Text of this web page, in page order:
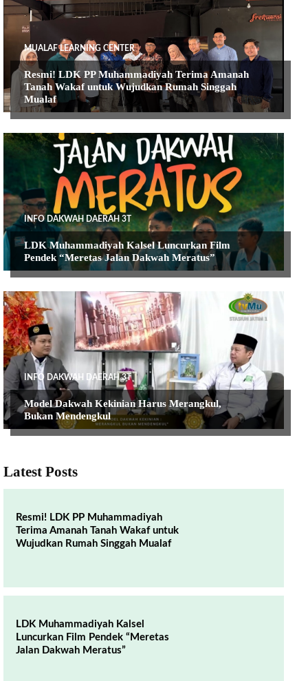
MUALAF LEARNING CENTER
Resmi! LDK PP Muhammadiyah Terima Amanah
Tanah Wakaf untuk Wujudkan Rumah Singgah
Mualaf
INFO DAKWAH DAERAH 3T
LDK Muhammadiyah Kalsel Luncurkan Film
Pendek “Meretas Jalan Dakwah Meratus”
INFO DAKWAH DAERAH 3T
Model Dakwah Kekinian Harus Merangkul,
Bukan Mendengkul
Latest Posts
Resmi! LDK PP Muhammadiyah
Terima Amanah Tanah Wakaf untuk
Wujudkan Rumah Singgah Mualaf
LDK Muhammadiyah Kalsel
Luncurkan Film Pendek “Meretas
Jalan Dakwah Meratus”